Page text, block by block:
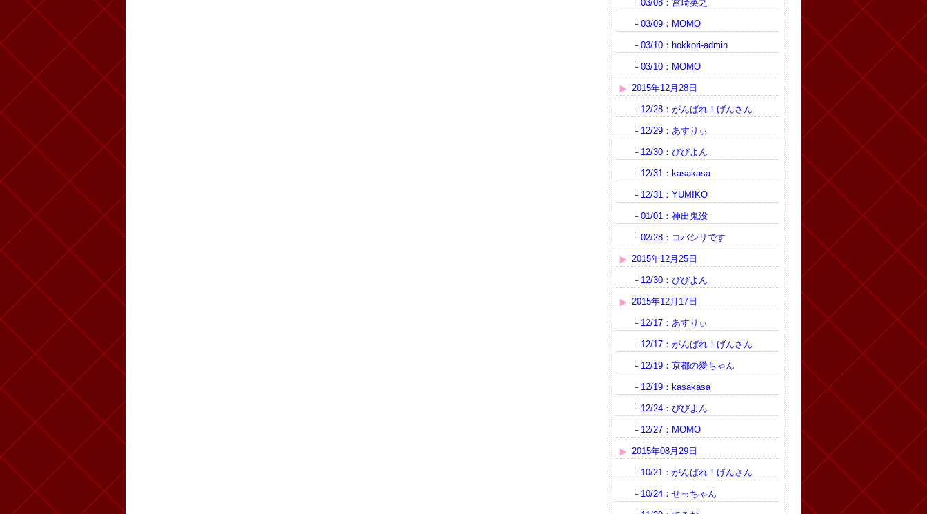
└ 03/08：宮崎英之
└ 03/09：MOMO
└ 03/10：hokkori-admin
└ 03/10：MOMO
2015年12月28日
└ 12/28：がんばれ！げんさん
└ 12/29：あすりぃ
└ 12/30：びびよん
└ 12/31：kasakasa
└ 12/31：YUMIKO
└ 01/01：神出鬼没
└ 02/28：コバシリです
2015年12月25日
└ 12/30：びびよん
2015年12月17日
└ 12/17：あすりぃ
└ 12/17：がんばれ！げんさん
└ 12/19：京都の愛ちゃん
└ 12/19：kasakasa
└ 12/24：びびよん
└ 12/27：MOMO
2015年08月29日
└ 10/21：がんばれ！げんさん
└ 10/24：せっちゃん